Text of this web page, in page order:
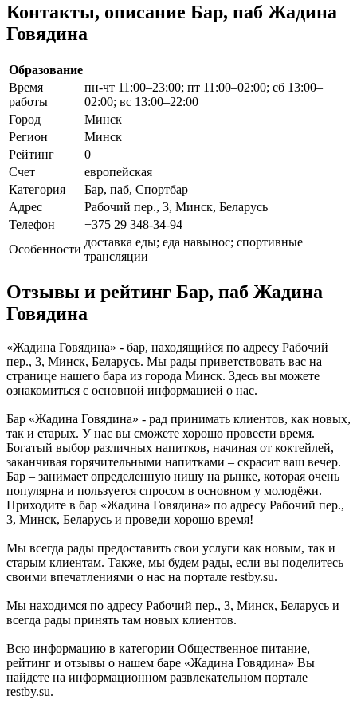
Контакты, описание Бар, паб Жадина
Говядина
Образование
Время
работы
пн-чт 11:00–23:00; пт 11:00–02:00; сб 13:00–
02:00; вс 13:00–22:00
Город
Минск
Регион
Минск
Рейтинг
0
Счет
европейская
Категория
Бар, паб, Спортбар
Адрес
Рабочий пер., 3, Минск, Беларусь
Телефон
+375 29 348-34-94
Особенности
доставка еды; еда навынос; спортивные
трансляции
Отзывы и рейтинг Бар, паб Жадина
Говядина
«Жадина Говядина» - бар, находящийся по адресу Рабочий
пер., 3, Минск, Беларусь. Мы рады приветствовать вас на
странице нашего бара из города Минск. Здесь вы можете
ознакомиться с основной информацией о нас.
Бар «Жадина Говядина» - рад принимать клиентов, как новых,
так и старых. У нас вы сможете хорошо провести время.
Богатый выбор различных напитков, начиная от коктейлей,
заканчивая горячительными напитками – скрасит ваш вечер.
Бар – занимает определенную нишу на рынке, которая очень
популярна и пользуется спросом в основном у молодёжи.
Приходите в бар «Жадина Говядина» по адресу Рабочий пер.,
3, Минск, Беларусь и проведи хорошо время!
Мы всегда рады предоставить свои услуги как новым, так и
старым клиентам. Также, мы будем рады, если вы поделитесь
своими впечатлениями о нас на портале restby.su.
Мы находимся по адресу Рабочий пер., 3, Минск, Беларусь и
всегда рады принять там новых клиентов.
Всю информацию в категории Общественное питание,
рейтинг и отзывы о нашем баре «Жадина Говядина» Вы
найдете на информационном развлекательном портале
restby.su.